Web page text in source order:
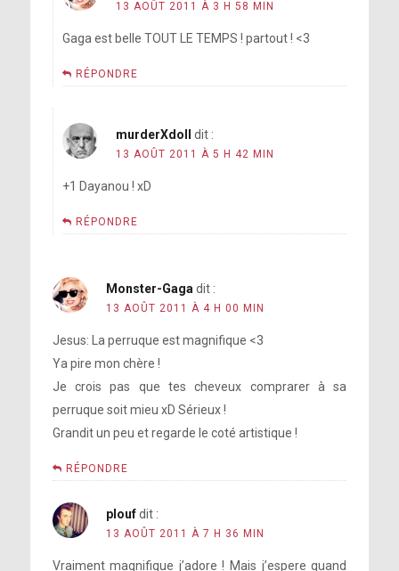
13 AOÛT 2011 À 3 H 58 MIN
Gaga est belle TOUT LE TEMPS ! partout ! <3
RÉPONDRE
murderXdoll dit :
13 AOÛT 2011 À 5 H 42 MIN
+1 Dayanou ! xD
RÉPONDRE
Monster-Gaga dit :
13 AOÛT 2011 À 4 H 00 MIN
Jesus: La perruque est magnifique <3
Ya pire mon chère !
Je crois pas que tes cheveux comprarer à sa
perruque soit mieu xD Sérieux !
Grandit un peu et regarde le coté artistique !
RÉPONDRE
plouf dit :
13 AOÛT 2011 À 7 H 36 MIN
Vraiment magnifique j’adore ! Mais j’espere quand